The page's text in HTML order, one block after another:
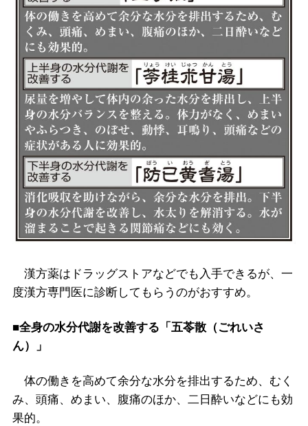
漢方薬はドラッグストアなどでも入手できるが、一
度漢方専門医に診断してもらうのがおすすめ。
■全身の水分代謝を改善する「五苓散（ごれいさ
ん）」
体の働きを高めて余分な水分を排出するため、むく
み、頭痛、めまい、腹痛のほか、二日酔いなどにも効
果的。